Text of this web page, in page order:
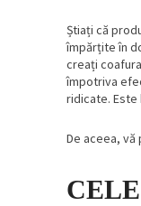
Știați că
împărțite în
creați
împotriva
ridicate. Este
De aceea, vă